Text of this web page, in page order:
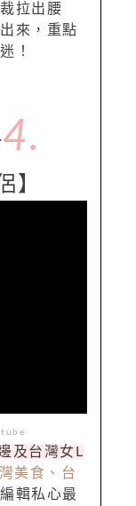
拉出腰
來，重點
！
4.
】
及台灣女 L
美食、台
輯私心最